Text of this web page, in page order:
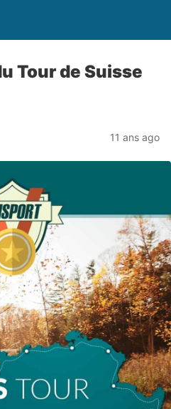
Tour de Suisse
11 ans ago